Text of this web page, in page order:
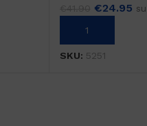
€24.95
Į KREPŠELĮ
SKU: 5251